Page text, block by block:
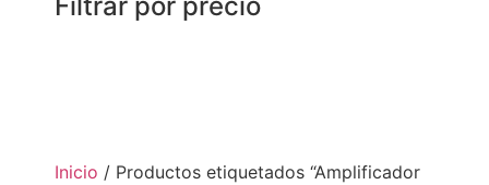
Inicio / Productos etiquetados “Amplificador